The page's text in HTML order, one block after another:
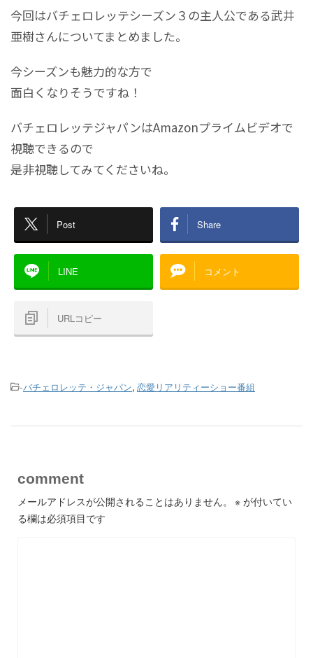
今回はバチェロレッテシーズン３の主人公である武井
亜樹さんについてまとめました。
今シーズンも魅力的な方で
面白くなりそうですね！
バチェロレッテジャパンはAmazonプライムビデオで
視聴できるので
是非視聴してみてくださいね。
Post Share
LINE コメント
URLコピー
-バチェロレッテ・ジャパン, 恋愛リアリティーショー番組
comment
メールアドレスが公開されることはありません。 ※ が付いてい
る欄は必須項目です